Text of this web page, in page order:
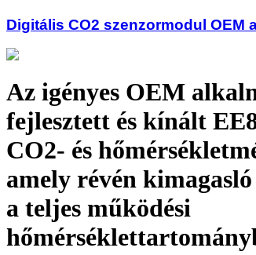
Digitális CO2 szenzormodul OEM
Az igényes OEM
fejlesztett és kínált
CO2- és
amely révén
a teljes működési